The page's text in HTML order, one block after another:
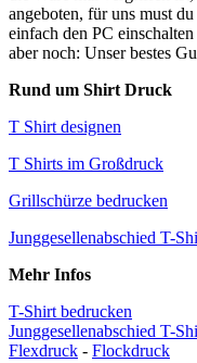
angeboten, für uns must
einfach den PC
aber noch: Unser bestes
Rund um Shirt Druck
T Shirt designen
T Shirts im Großdruck
Grillschürze bedrucken
Junggesellenabschied T-
Mehr Infos
T-Shirt bedrucken
Junggesellenabschied T-
Flexdruck - Flockdruck